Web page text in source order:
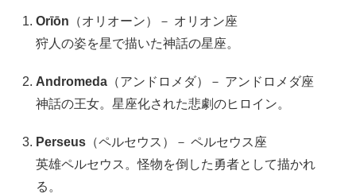
Orīōn （オリオーン）－ オリオン座
狩人の姿を星で描いた神話の星座。
Andromeda （アンドロメダ）－ アンドロメダ座
神話の王女。星座化された悲劇のヒロイン。
Perseus （ペルセウス）－ ペルセウス座
英雄ペルセウス。怪物を倒した勇者として描かれ
る。